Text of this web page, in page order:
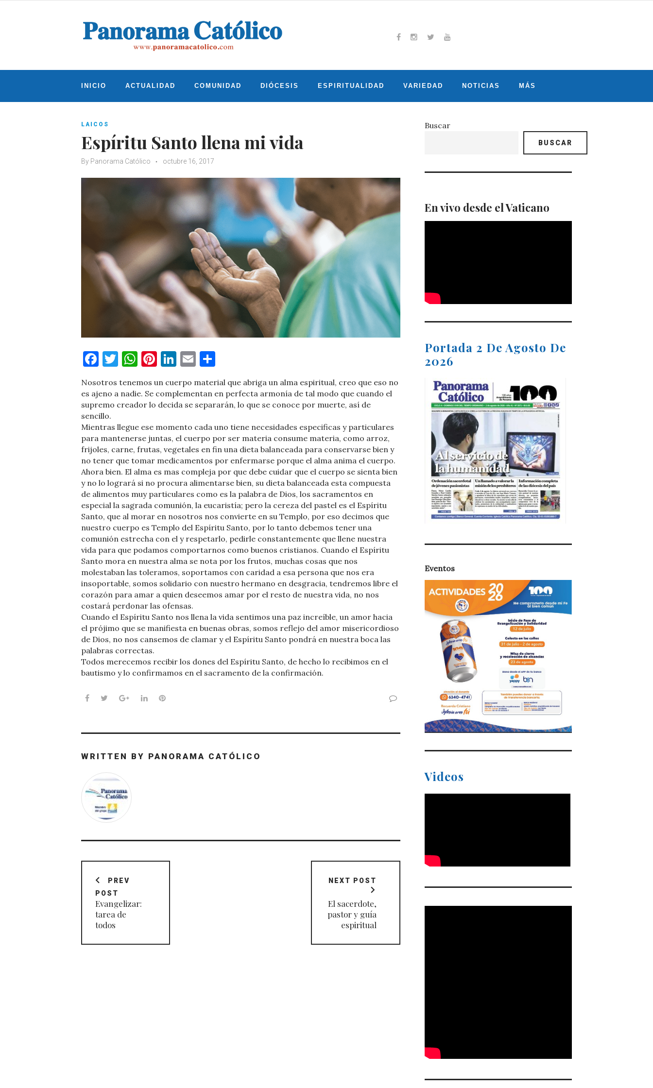
INICIO ACTUALIDAD COMUNIDAD DIÓCESIS ESPIRITUALIDAD VARIEDAD NOTICIAS MÁS
LAICOS
Espíritu Santo llena mi vida
By Panorama Católico octubre 16, 2017
Facebook
Twitter
WhatsApp
Pinterest
LinkedIn
Email
Nosotros tenemos un cuerpo material que abriga un alma espiritual, creo que eso no
es ajeno a nadie. Se complementan en perfecta armonía de tal modo que cuando el
supremo creador lo decida se separarán, lo que se conoce por muerte, así de
sencillo.
Mientras llegue ese momento cada uno tiene necesidades especificas y particulares
para mantenerse juntas, el cuerpo por ser materia consume materia, como arroz,
frijoles, carne, frutas, vegetales en fin una dieta balanceada para conservarse bien y
no tener que tomar medicamentos por enfermarse porque el alma anima el cuerpo.
Ahora bien. El alma es mas compleja por que debe cuidar que el cuerpo se sienta bien
y no lo logrará si no procura alimentarse bien, su dieta balanceada esta compuesta
de alimentos muy particulares como es la palabra de Dios, los sacramentos en
especial la sagrada comunión, la eucaristía; pero la cereza del pastel es el Espíritu
Santo, que al morar en nosotros nos convierte en su Templo, por eso decimos que
nuestro cuerpo es Templo del Espíritu Santo, por lo tanto debemos tener una
comunión estrecha con el y respetarlo, pedirle constantemente que llene nuestra
vida para que podamos comportarnos como buenos cristianos. Cuando el Espíritu
Santo mora en nuestra alma se nota por los frutos, muchas cosas que nos
molestaban las toleramos, soportamos con caridad a esa persona que nos era
insoportable, somos solidario con nuestro hermano en desgracia, tendremos libre el
corazón para amar a quien deseemos amar por el resto de nuestra vida, no nos
costará perdonar las ofensas.
Cuando el Espíritu Santo nos llena la vida sentimos una paz increíble, un amor hacia
el prójimo que se manifiesta en buenas obras, somos reflejo del amor misericordioso
de Dios, no nos cansemos de clamar y el Espíritu Santo pondrá en nuestra boca las
palabras correctas.
Todos merecemos recibir los dones del Espíritu Santo, de hecho lo recibimos en el
bautismo y lo confirmamos en el sacramento de la confirmación.
Facebook
TwitterGoogle+LinkedInPinterest
WRITTEN BY PANORAMA CATÓLICO
de
entradas
PREV
POST
Evangelizar:
tarea de
todos
NEXT POST
El sacerdote,
pastor y guía
espiritual
Buscar
BUSCAR
En vivo desde el Vaticano
Portada 2 De Agosto De
2026
Eventos
Videos